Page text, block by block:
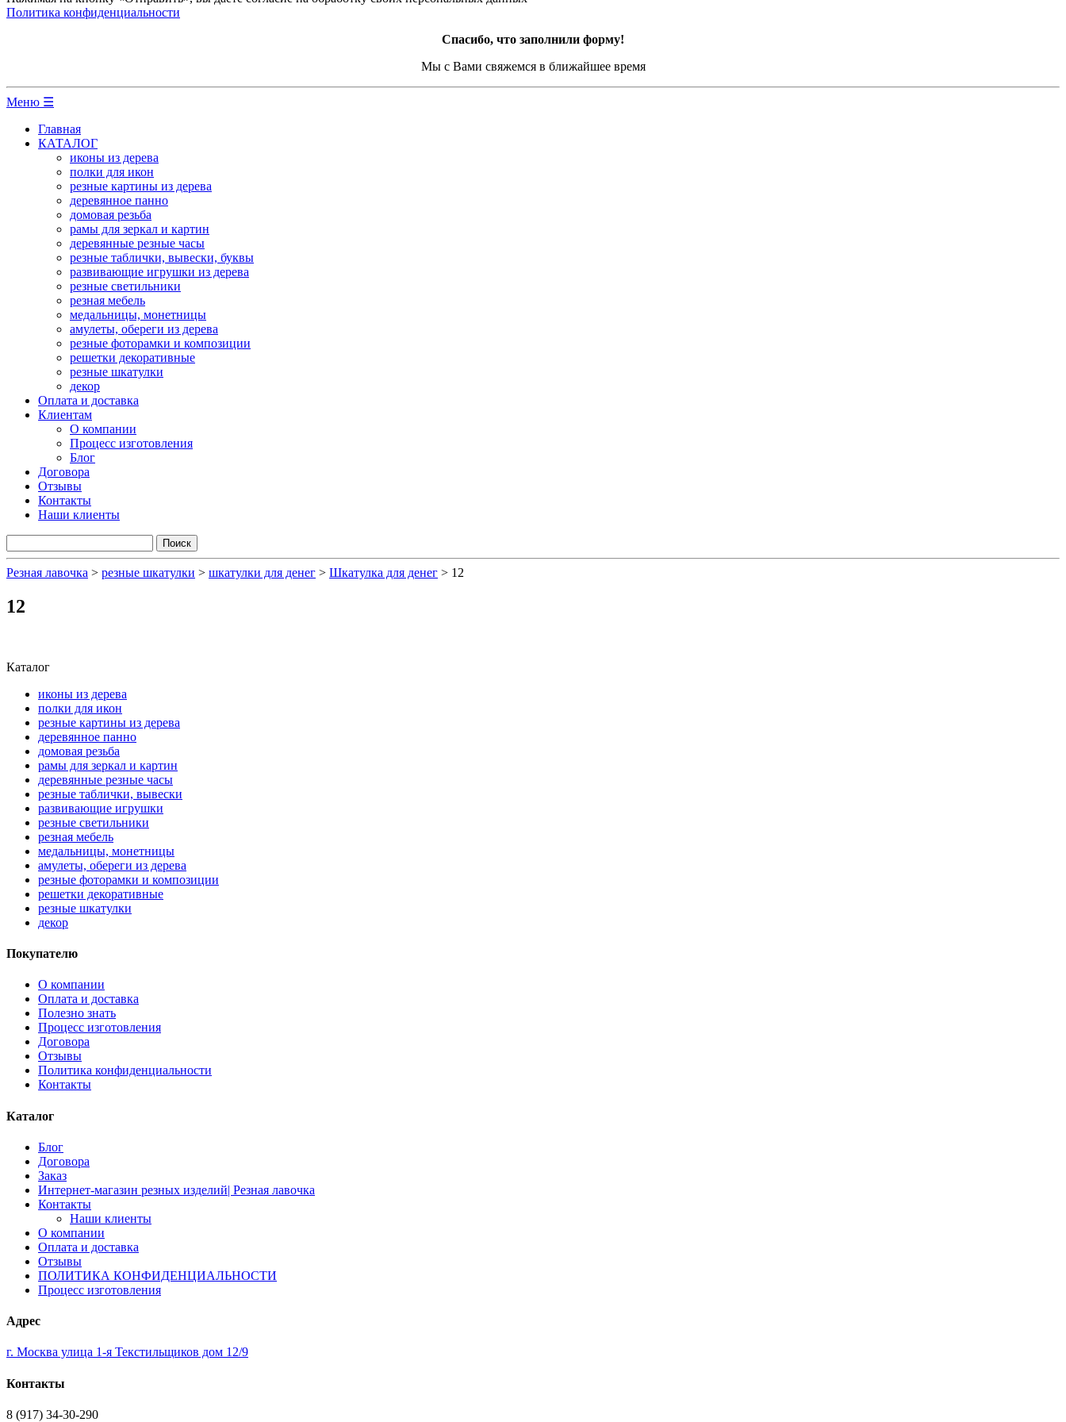
Политика конфиденциальности
Спасибо, что заполнили форму!
Мы с Вами свяжемся в ближайшее время
Меню ☰
Главная
КАТАЛОГ
иконы из дерева
полки для икон
резные картины из дерева
деревянное панно
домовая резьба
рамы для зеркал и картин
деревянные резные часы
резные таблички, вывески, буквы
развивающие игрушки из дерева
резные светильники
резная мебель
медальницы, монетницы
амулеты, обереги из дерева
резные фоторамки и композиции
решетки декоративные
резные шкатулки
декор
Оплата и доставка
Клиентам
О компании
Процесс изготовления
Блог
Договора
Отзывы
Контакты
Наши клиенты
Резная лавочка > резные шкатулки > шкатулки для денег > Шкатулка для денег > 12
12
Каталог
иконы из дерева
полки для икон
резные картины из дерева
деревянное панно
домовая резьба
рамы для зеркал и картин
деревянные резные часы
резные таблички, вывески
развивающие игрушки
резные светильники
резная мебель
медальницы, монетницы
амулеты, обереги из дерева
резные фоторамки и композиции
решетки декоративные
резные шкатулки
декор
Покупателю
О компании
Оплата и доставка
Полезно знать
Процесс изготовления
Договора
Отзывы
Политика конфиденциальности
Контакты
Каталог
Блог
Договора
Заказ
Интернет-магазин резных изделий| Резная лавочка
Контакты
Наши клиенты
О компании
Оплата и доставка
Отзывы
ПОЛИТИКА КОНФИДЕНЦИАЛЬНОСТИ
Процесс изготовления
Адрес
г. Москва улица 1-я Текстильщиков дом 12/9
Контакты
8 (917) 34-30-290